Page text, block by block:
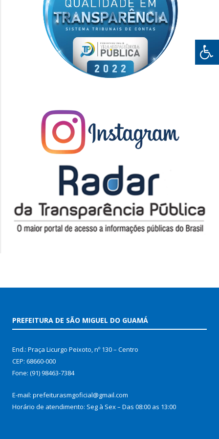
PREFEITURA DE SÃO MIGUEL DO GUAMÁ
End.: Praça Licurgo Peixoto, nº 130 – Centro
CEP: 68660-000
Fone: (91) 98463-7384
E-mail: prefeiturasmgoficial@gmail.com
Horário de atendimento: Seg à Sex – Das 08:00 as 13:00